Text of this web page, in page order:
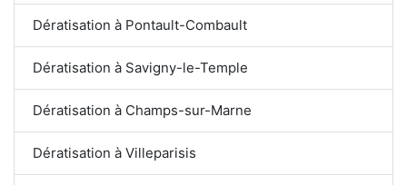
Dératisation à Pontault-Combault
Dératisation à Savigny-le-Temple
Dératisation à Champs-sur-Marne
Dératisation à Villeparisis